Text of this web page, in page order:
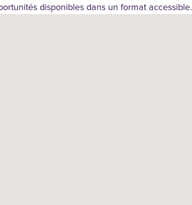
disponibles dans un format accessible.